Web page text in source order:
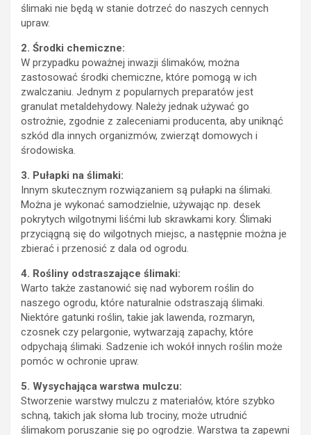
ślimaki nie będą w stanie dotrzeć do naszych cennych
upraw.
2. Środki chemiczne:
W przypadku poważnej inwazji ślimaków, można
zastosować środki chemiczne, które pomogą w ich
zwalczaniu. Jednym z popularnych preparatów jest
granulat metaldehydowy. Należy jednak używać go
ostrożnie, zgodnie z zaleceniami producenta, aby uniknąć
szkód dla innych organizmów, zwierząt domowych i
środowiska.
3. Pułapki na ślimaki:
Innym skutecznym rozwiązaniem są pułapki na ślimaki.
Można je wykonać samodzielnie, używając np. desek
pokrytych wilgotnymi liśćmi lub skrawkami kory. Ślimaki
przyciągną się do wilgotnych miejsc, a następnie można je
zbierać i przenosić z dala od ogrodu.
4. Rośliny odstraszające ślimaki:
Warto także zastanowić się nad wyborem roślin do
naszego ogrodu, które naturalnie odstraszają ślimaki.
Niektóre gatunki roślin, takie jak lawenda, rozmaryn,
czosnek czy pelargonie, wytwarzają zapachy, które
odpychają ślimaki. Sadzenie ich wokół innych roślin może
pomóc w ochronie upraw.
5. Wysychająca warstwa mulczu:
Stworzenie warstwy mulczu z materiałów, które szybko
schną, takich jak słoma lub trociny, może utrudnić
ślimakom poruszanie się po ogrodzie. Warstwa ta zapewni